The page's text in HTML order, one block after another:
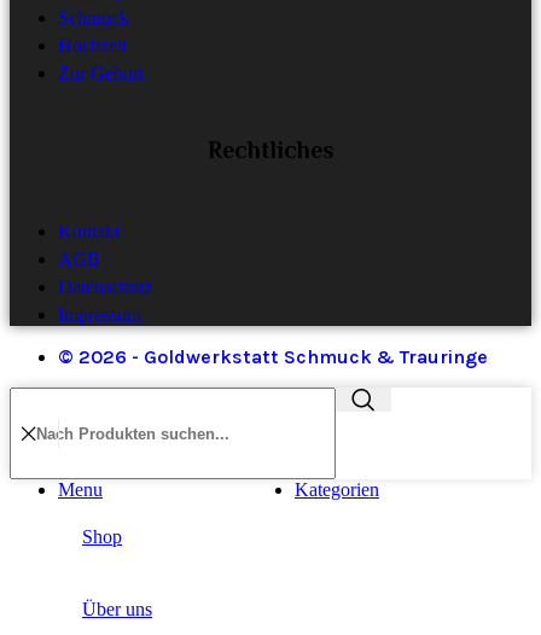
Schmuck
Hochzeit
Zur Geburt
Rechtliches
Kontakt
AGB
Datenschutz
Impressum
© 2026 - Goldwerkstatt Schmuck & Trauringe
Menu Kategorien
Shop
Über uns